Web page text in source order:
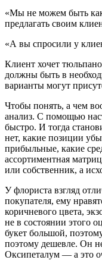
«Мы не можем быть
предлагать своим
«А вы спросили у
Клиент хочет
должны быть в
варианты могут
Чтобы понять, а чем
анализ. С помощью
быстро. И тогда
нет, какие позиции
прибыльные, какие
ассортиментная
или собственник, а
У флориста взгляд
покупателя, ему
коричневого цвета,
не в состоянии этого
букет большой,
поэтому дешевле. Он
Оксипеталум — а это